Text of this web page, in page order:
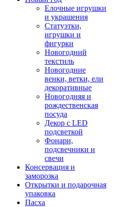
Елочные игрушки
и украшения
Статуэтки,
игрушки и
фигурки
Новогодний
текстиль
Новогодние
венки, ветки, ели
декоративные
Новогодняя и
рождественская
посуда
Декор с LED
подсветкой
Фонари,
подсвечники и
свечи
Консервация и
заморозка
Открытки и подарочная
упаковка
Пасха